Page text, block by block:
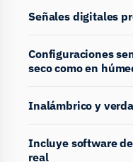
Señales digitales
Configuraciones
seco como en
Inalámbrico y
Incluye software
real